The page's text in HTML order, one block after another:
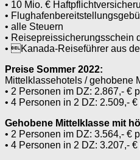
• 10 Mio. €
•
• alle Steuern
• Reisepreissicherungsschein
• Kanada-Reiseführer aus
Preise Sommer 2022:
Mittelklassehotels / gehobene
• 2 Personen im DZ: 2.867,- €
• 4 Personen in 2 DZ: 2.509,-
Gehobene Mittelklasse mit
• 2 Personen im DZ: 3.564,- €
• 4 Personen in 2 DZ: 3.207,-